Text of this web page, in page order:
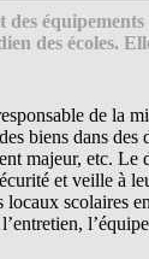
des
des écoles.
de la
biens dans des
majeur, etc. Le
et veille à
scolaires